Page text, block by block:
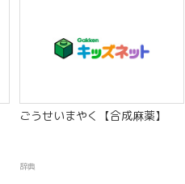
ごうせいまやく【合成麻薬】
辞典